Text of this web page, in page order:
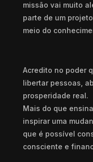
missão vai muito
parte de um
meio do
Acredito no poder
libertar pessoas,
prosperidade real.
Mais do que
inspirar uma
que é possível
consciente e